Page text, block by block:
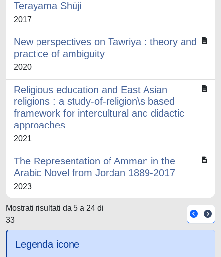
Terayama Shūji
2017
New perspectives on Tawriya : theory and
practice of ambiguity
2020
Religious education and East Asian
religions : a study-of-religion\s based
framework for intercultural and didactic
approaches
2021
The Representation of Amman in the
Arabic Novel from Jordan 1889-2017
2023
Mostrati risultati da 5 a 24 di
33
Legenda icone